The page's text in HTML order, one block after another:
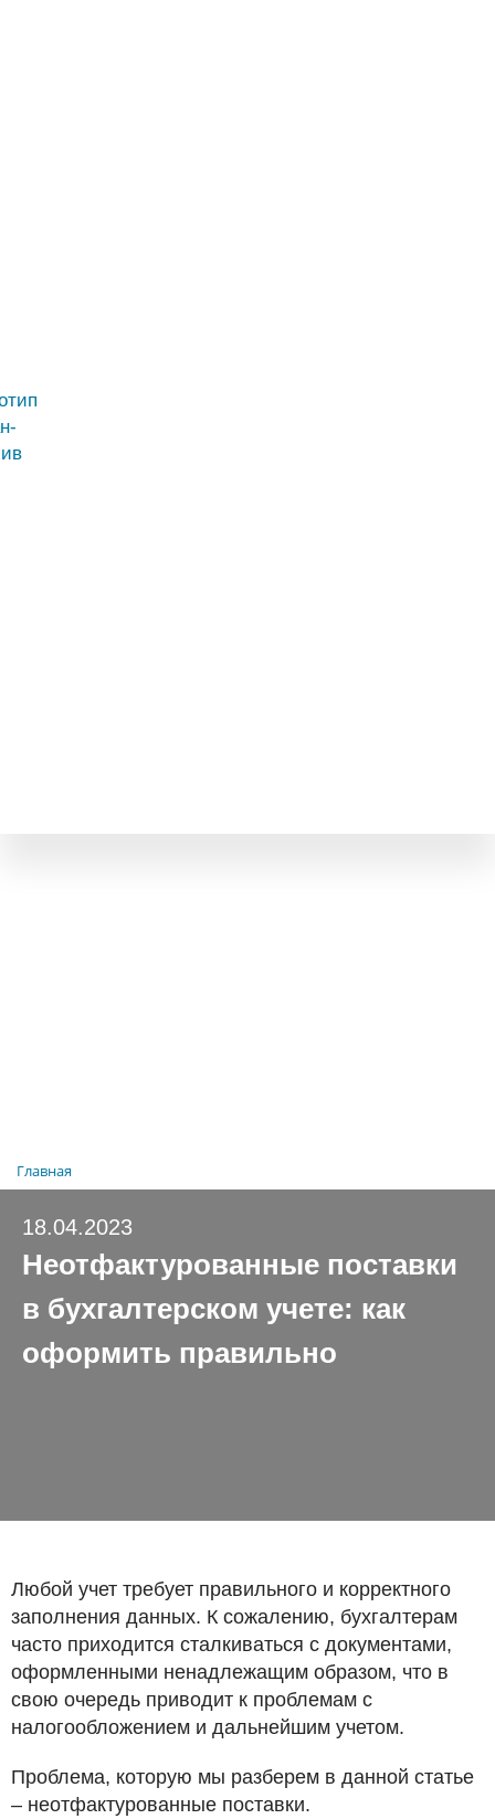
Главная
18.04.2023
Неотфактурованные поставки
в бухгалтерском учете: как
оформить правильно
Любой учет требует правильного и корректного
заполнения данных. К сожалению, бухгалтерам
часто приходится сталкиваться с документами,
оформленными ненадлежащим образом, что в
свою очередь приводит к проблемам с
налогообложением и дальнейшим учетом.
Проблема, которую мы разберем в данной статье
– неотфактурованные поставки.